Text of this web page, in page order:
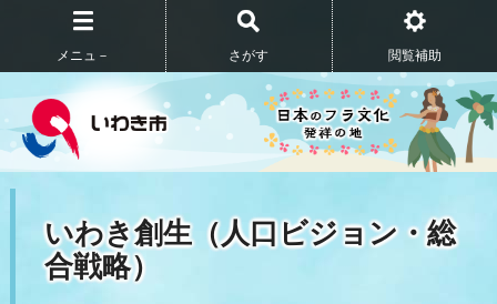
メニュ－ さがす 閲覧補助
いわき創生（人口ビジョン・総
合戦略）